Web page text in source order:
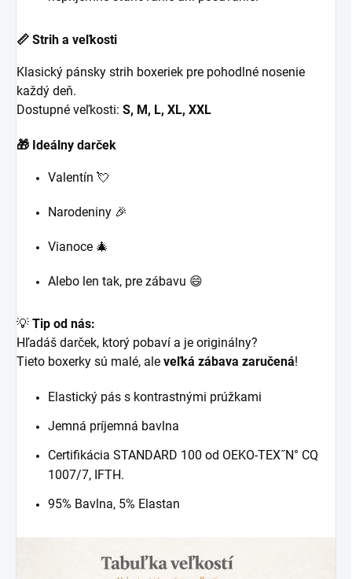
📏 Strih a veľkosti
Klasický pánsky strih boxeriek pre pohodlné nosenie
každý deň.
Dostupné veľkosti: S, M, L, XL, XXL
🎁 Ideálny darček
Valentín 💘
Narodeniny 🎉
Vianoce 🎄
Alebo len tak, pre zábavu 😄
💡 Tip od nás:
Hľadáš darček, ktorý pobaví a je originálny?
Tieto boxerky sú malé, ale veľká zábava zaručená!
Elastický pás s kontrastnými prúžkami
Jemná príjemná bavlna
Certifikácia STANDARD 100 od OEKO-TEX˝N° CQ
1007/7, IFTH.
95% Bavlna, 5% Elastan